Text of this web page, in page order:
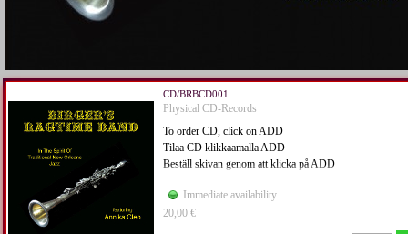
CD/BRBCD001
Physical CD-Records
To order CD, click on ADD
Tilaa CD klikkaamalla ADD
Beställ skivan genom att klicka på ADD
Immediate availability
20,00 €